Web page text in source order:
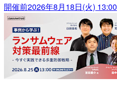
開催前2026年8月18日(火) 13:00